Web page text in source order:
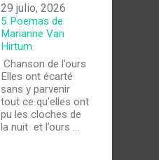
29 julio, 2026
5 Poemas de
Marianne Van
Hirtum
Chanson de l’ours
Elles ont écarté
sans y parvenir
tout ce qu’elles ont
pu les cloches de
la nuit et l’ours …